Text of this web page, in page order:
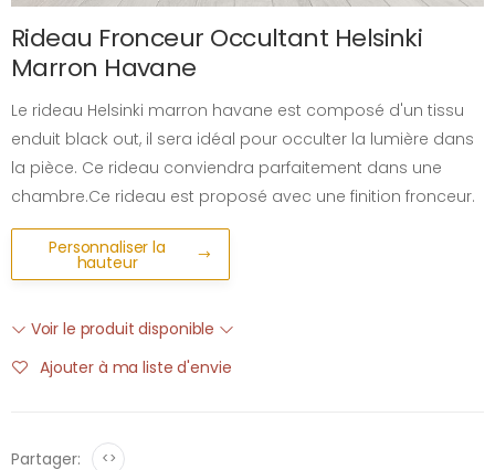
Rideau Fronceur Occultant Helsinki
Marron Havane
Le rideau Helsinki marron havane est composé d'un tissu
enduit black out, il sera idéal pour occulter la lumière dans
la pièce. Ce rideau conviendra parfaitement dans une
chambre.Ce rideau est proposé avec une finition fronceur.
Personnaliser la
hauteur
Voir le produit disponible
Ajouter à ma liste d'envie
Partager: <>